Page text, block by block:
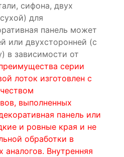
сифона, двух
для
панель может
или двухсторонней (с
в зависимости от
серии
лоток изготовлен с
выполненных
панель или
и ровные края и не
обработки в
Внутренняя